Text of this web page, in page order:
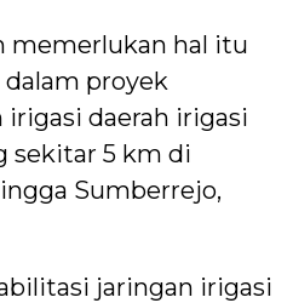
memerlukan hal itu
proyek
daerah irigasi
sekitar 5 km di
Sumberrejo,
jaringan irigasi